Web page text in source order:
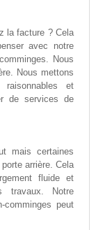
la facture ? Cela
avec notre
Nous
Nous mettons
et
de services de
mais certaines
arrière. Cela
fluide et
travaux. Notre
comminges peut